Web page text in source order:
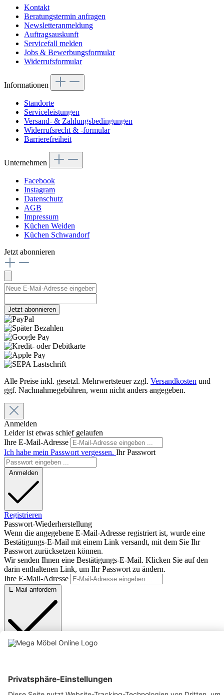
Kontakt
Beratungstermin anfragen
Newsletteranmeldung
Auftragsauskunft
Servicefall melden
Jobs & Bewerbungsformular
Widerrufsformular
Informationen
Standorte
Serviceleistungen
Versand- & Zahlungsbedingungen
Widerrufsrecht & -formular
Barrierefreiheit
Unternehmen
Facebook
Instagram
Datenschutz
AGB
Impressum
Küchen Weiden
Küchen Schwandorf
Jetzt abonnieren
Jetzt abonnieren
Alle Preise inkl. gesetzl. Mehrwertsteuer zzgl. Versandkosten und
ggf. Nachnahmegebühren, wenn nicht anders angegeben.
Anmelden
Leider ist etwas schief gelaufen
Ihre E-Mail-Adresse
Ich habe mein Passwort vergessen. Ihr Passwort
Anmelden
Registrieren
Passwort-Wiederherstellung
Wenn die angegebene E-Mail-Adresse registriert ist, wurde eine
Bestätigungs-E-Mail mit einem Link versandt, mit dem Sie Ihr
Passwort zurücksetzen können.
Wir senden Ihnen eine Bestätigungs-E-Mail. Klicken Sie auf den
darin enthaltenen Link, um Ihr Passwort zu ändern.
Ihre E-Mail-Adresse
E-Mail anfordern
Monochrom
Niedrige Sättigung